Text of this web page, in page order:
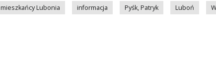
mieszkańcy Lubonia informacja Pyśk, Patryk Luboń